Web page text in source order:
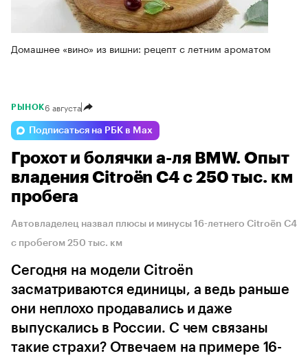
Домашнее «вино» из вишни: рецепт с летним ароматом
РЫНОК6 августа
Подписаться на РБК в Max
Грохот и болячки а-ля BMW. Опыт
владения Citroёn C4 с 250 тыс. км
пробега
Автовладелец назвал плюсы и минусы 16-летнего Citroёn C4
с пробегом 250 тыс. км
Сегодня на модели Citroёn
засматриваются единицы, а ведь раньше
они неплохо продавались и даже
выпускались в России. С чем связаны
такие страхи? Отвечаем на примере 16-